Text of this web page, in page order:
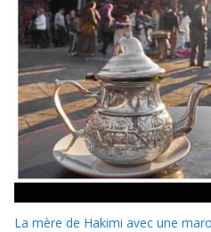
La mère de Hakimi avec une